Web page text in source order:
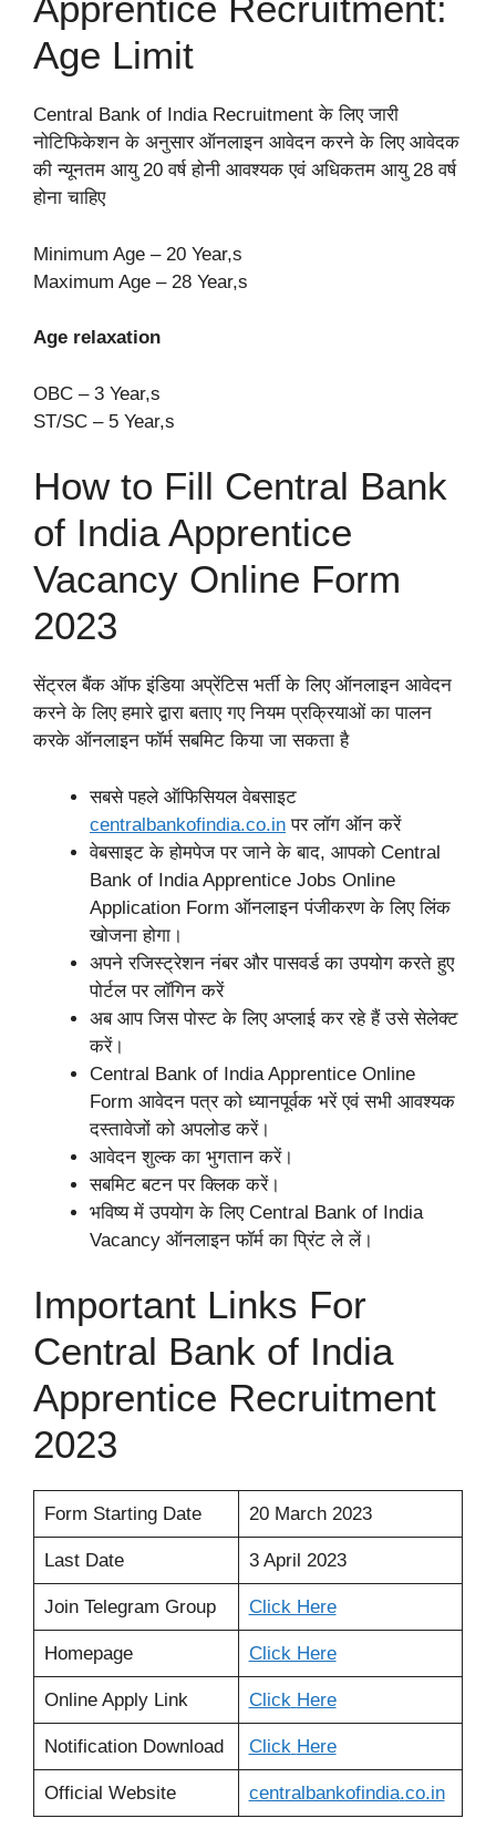
Age Limit
Central Bank of India Recruitment के लिए जारी
नोटिफिकेशन के अनुसार ऑनलाइन आवेदन करने के लिए आवेदक
की न्यूनतम आयु 20 वर्ष होनी आवश्यक एवं अधिकतम आयु 28 वर्ष
होना चाहिए
Minimum Age – 20 Year,s
Maximum Age – 28 Year,s
Age relaxation
OBC – 3 Year,s
ST/SC – 5 Year,s
How to Fill Central Bank
of India Apprentice
Vacancy Online Form
2023
सेंट्रल बैंक ऑफ इंडिया अप्रेंटिस भर्ती के लिए ऑनलाइन आवेदन
करने के लिए हमारे द्वारा बताए गए नियम प्रक्रियाओं का पालन
करके ऑनलाइन फॉर्म सबमिट किया जा सकता है
सबसे पहले ऑफिसियल वेबसाइट
centralbankofindia.co.in पर लॉग ऑन करें
वेबसाइट के होमपेज पर जाने के बाद, आपको Central
Bank of India Apprentice Jobs Online
Application Form ऑनलाइन पंजीकरण के लिए लिंक
खोजना होगा।
अपने रजिस्ट्रेशन नंबर और पासवर्ड का उपयोग करते हुए
पोर्टल पर लॉगिन करें
अब आप जिस पोस्ट के लिए अप्लाई कर रहे हैं उसे सेलेक्ट
करें।
Central Bank of India Apprentice Online
Form आवेदन पत्र को ध्यानपूर्वक भरें एवं सभी आवश्यक
दस्तावेजों को अपलोड करें।
आवेदन शुल्क का भुगतान करें।
सबमिट बटन पर क्लिक करें।
भविष्य में उपयोग के लिए Central Bank of India
Vacancy ऑनलाइन फॉर्म का प्रिंट ले लें।
Important Links For
Central Bank of India
Apprentice Recruitment
2023
Form Starting Date 20 March 2023
Last Date 3 April 2023
Join Telegram Group Click Here
Homepage Click Here
Online Apply Link Click Here
Notification Download Click Here
Official Website centralbankofindia.co.in